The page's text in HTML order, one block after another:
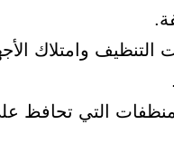
التنظيف وامتلاك
التي تحافظ